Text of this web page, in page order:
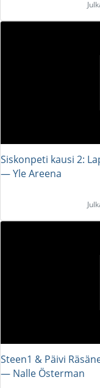
Siskonpeti kausi 2:
― Yle Areena
Steen1 & Päivi
― Nalle Österman